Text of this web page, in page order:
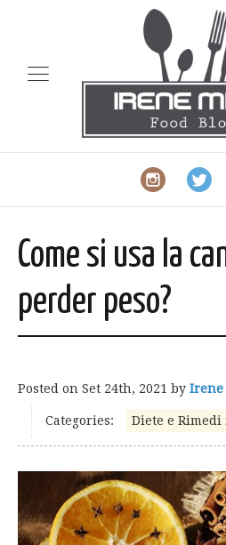
Come si usa la
perder peso?
Posted on Set 24th, 2021 by
Categories: Diete e